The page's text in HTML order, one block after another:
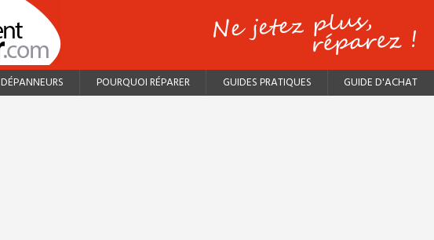
DÉPANNEURS POURQUOI RÉPARER GUIDES PRATIQUES GUIDE D'ACHAT